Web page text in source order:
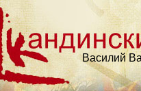
Василий